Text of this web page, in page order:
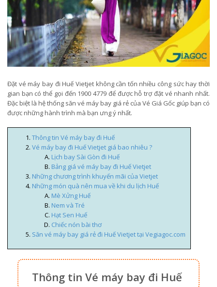
Đặt vé máy bay đi Huế Vietjet không cần tốn nhiều công sức hay thời
gian bạn có thể gọi đến 1900 4779 để được hỗ trợ đặt vé nhanh nhất.
Đặc biệt là hệ thống săn vé máy bay giá rẻ của Vé Giá Gốc giúp bạn có
được những hành trình mà bạn ưng ý nhất.
Thông tin Vé máy bay đi Huế
Vé máy bay đi Huế Vietjet giá bao nhiêu ?
Lịch bay Sài Gòn đi Huế
Bảng giá vé máy bay đi Huế Vietjet
Những chương trình khuyến mãi của Vietjet
Những món quà nên mua về khi du lịch Huế
Mè Xửng Huế
Nem và Tré
Hạt Sen Huế
Chiếc nón bài thơ
Săn vé máy bay giá rẻ đi Huế Vietjet tại Vegiagoc.com
Thông tin Vé máy bay đi Huế